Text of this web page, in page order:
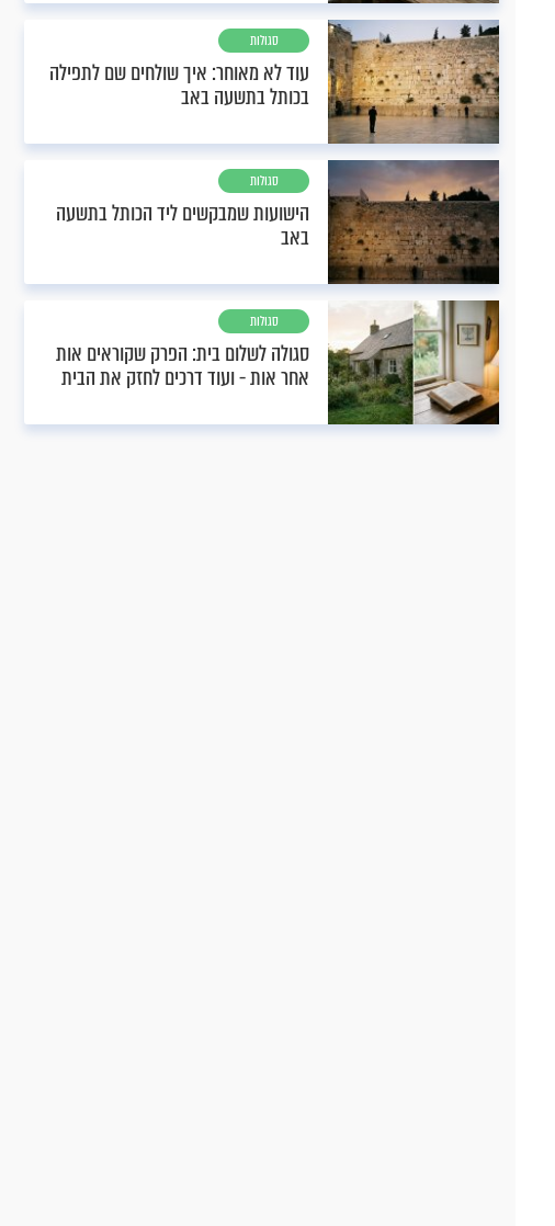
סגולות
עוד לא מאוחר: איך שולחים שם לתפילה
בכותל בתשעה באב
סגולות
הישועות שמבקשים ליד הכותל בתשעה
באב
סגולות
סגולה לשלום בית: הפרק שקוראים אות
אחר אות - ועוד דרכים לחזק את הבית